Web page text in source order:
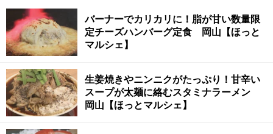
バーナーでカリカリに！脂が甘い数量限
定チーズハンバーグ定食 岡山【ほっと
マルシェ】
生姜焼きやニンニクがたっぷり！甘辛い
スープが太麺に絡むスタミナラーメン
岡山【ほっとマルシェ】